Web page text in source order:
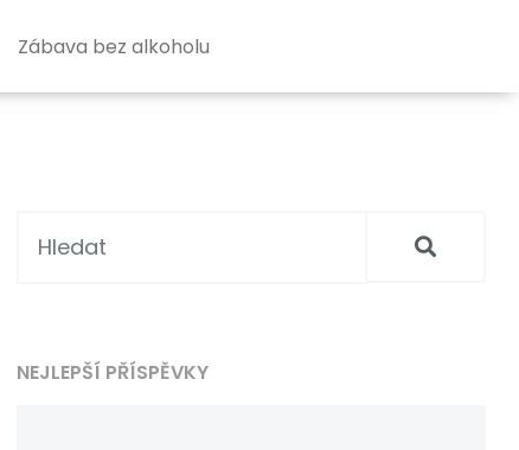
Zábava bez alkoholu
NEJLEPŠÍ PŘÍSPĚVKY